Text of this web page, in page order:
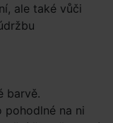
ale také vůči
barvě.
pohodlné na ni